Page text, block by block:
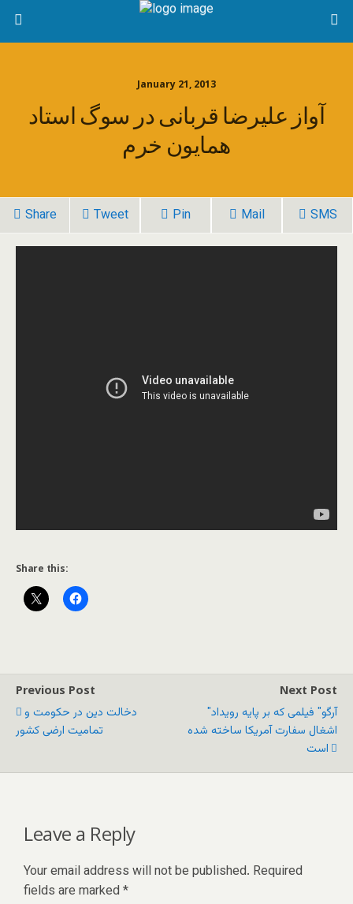
January 21, 2013
آواز علیرضا قربانی در سوگ استاد
همایون خرم
Share Tweet Pin Mail SMS
Share this:
Previous Post
دخالت دین در حکومت و
تمامیت ارضی کشور
Next Post
"آرگو" فیلمی که بر پایه رویداد
اشغال سفارت آمریکا ساخته شده
است
Leave a Reply
Your email address will not be published. Required
fields are marked *